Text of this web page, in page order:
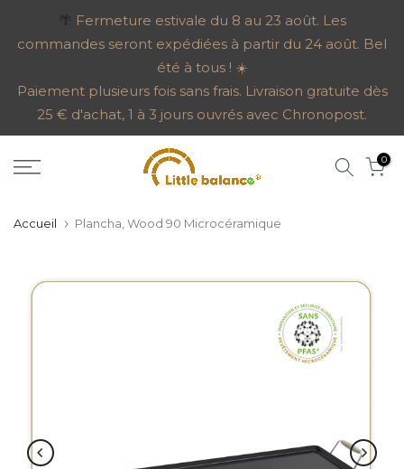
au
🌴 Fermeture estivale du 8 au 23 août. Les
commandes seront expédiées à partir du 24 août. Bel
été à tous ! ☀️
Paiement plusieurs fois sans frais. Livraison gratuite dès
25 € d'achat, 1 à 3 jours ouvrés avec Chronopost.
0
Accueil Plancha, Wood 90 Microcéramique